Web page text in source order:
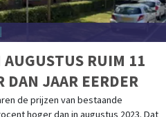
RUIM 11
DAN JAAR EERDER
de prijzen van bestaande
hoger dan in augustus 2023. Dat